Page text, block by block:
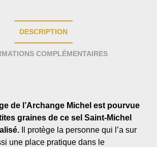
DESCRIPTION
COMPLÉMENTAIRES
de l’Archange Michel est pourvue
graines de ce sel Saint-Michel
Il protège la personne qui l’a sur
une place pratique dans le